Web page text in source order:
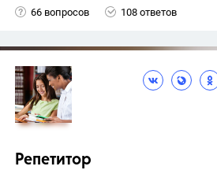
66 вопросов 108 ответов
Репетитор